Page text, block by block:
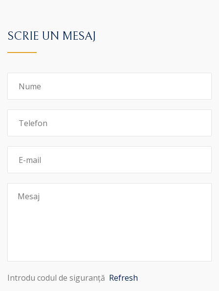
SCRIE UN MESAJ
Introdu codul de siguranță Refresh